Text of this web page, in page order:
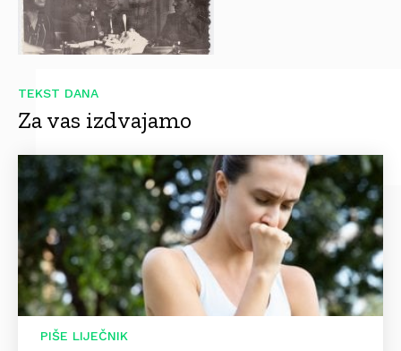
TEKST DANA
Za vas izdvajamo
PIŠE LIJEČNIK